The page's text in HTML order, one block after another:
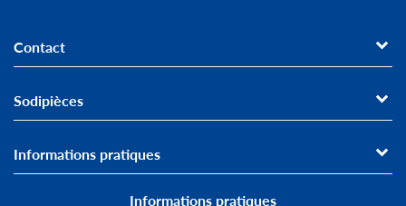
Contact
Sodipièces
Informations pratiques
Informations pratiques